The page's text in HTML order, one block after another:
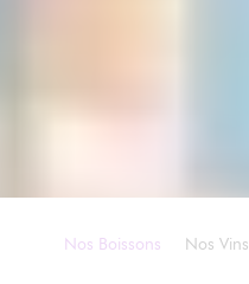
Nos Boissons Nos Vins